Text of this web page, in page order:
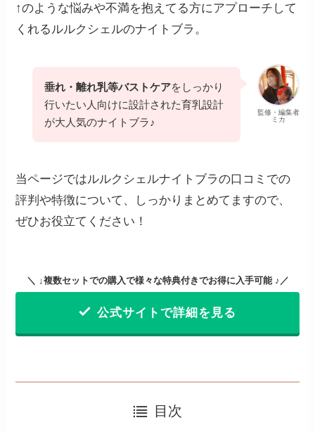
↑のような悩みや不満を抱えてる方にアプローチして
くれるルルクシェルのナイトブラ。
監修・編集者
ミカ
垂れ・離れ乳等バストケアをしっかり
行いたい人向けに設計された育乳設計
が大人気のナイトブラ♪
当ページではルルクシェルナイトブラの口コミでの
評判や特徴について、しっかりまとめてますので、
ぜひお役立てください！
＼ ↓複数セットでの購入で様々な特典付きでお得に入手可能 ♪／
公式サイトで詳細を見る
目次